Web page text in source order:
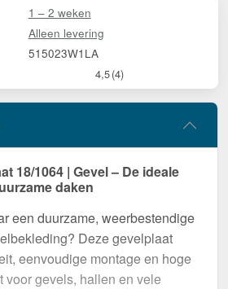
1 – 2 weken
Alleen levering
515023W1LA
4,5(4)
18/1064 | Gevel – De ideale
daken
een duurzame, weerbestendige
Deze gevelplaat
eenvoudige montage en hoge
voor gevels, hallen en vele